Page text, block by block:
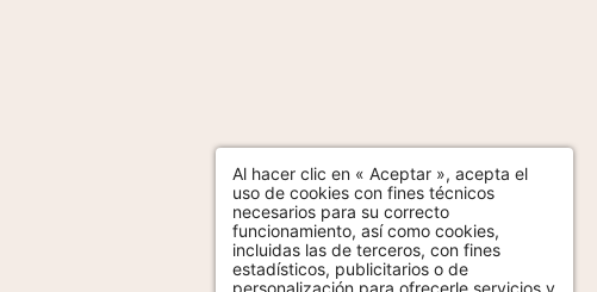
Al hacer clic en « Aceptar », acepta el
uso de cookies con fines técnicos
necesarios para su correcto
funcionamiento, así como cookies,
incluidas las de terceros, con fines
estadísticos, publicitarios o de
personalización para ofrecerle servicios y